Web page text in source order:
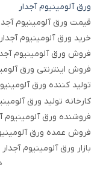
ورق آلومینیوم آجدار
قیمت ورق آلومینیوم
خرید ورق آلومینیوم
فروش ورق آلومینیوم
فروش اینترنتی ورق
تولید کننده ورق
کارخانه تولید ورق
فروشنده ورق آلومینیوم
فروش عمده ورق
بازار ورق آلومینیوم